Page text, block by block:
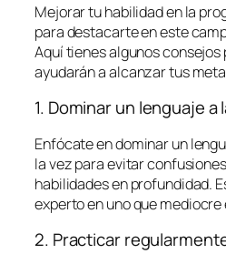
Mejorar tu habilidad en la
para destacarte en este
Aquí tienes algunos
ayudarán a alcanzar tus
1. Dominar un lenguaje a
Enfócate en dominar un
la vez para evitar
habilidades en profundidad.
experto en uno que mediocre
2. Practicar